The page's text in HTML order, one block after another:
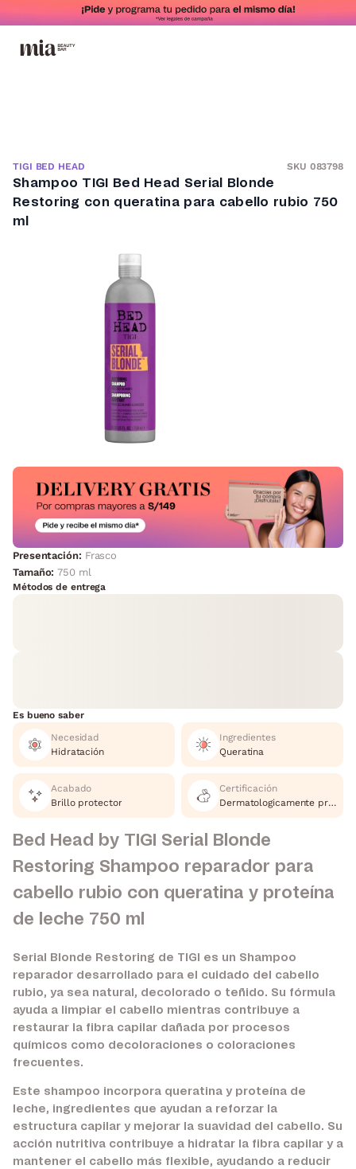
TIGI BED HEAD SKU 083798
Shampoo TIGI Bed Head Serial Blonde
Restoring con queratina para cabello rubio 750
ml
Presentación: Frasco
Tamaño:750 ml
Métodos de entrega
Es bueno saber
Necesidad
Hidratación
Ingredientes
Queratina
Acabado
Brillo protector
Certificación
Dermatologicamente probado, Cruelty Free
Bed Head by TIGI Serial Blonde
Restoring Shampoo reparador para
cabello rubio con queratina y proteína
de leche 750 ml
Serial Blonde Restoring de TIGI es un Shampoo
reparador desarrollado para el cuidado del cabello
rubio, ya sea natural, decolorado o teñido. Su fórmula
ayuda a limpiar el cabello mientras contribuye a
restaurar la fibra capilar dañada por procesos
químicos como decoloraciones o coloraciones
frecuentes.
Este shampoo incorpora queratina y proteína de
leche, ingredientes que ayudan a reforzar la
estructura capilar y mejorar la suavidad del cabello. Su
acción nutritiva contribuye a hidratar la fibra capilar y a
mantener el cabello más flexible, ayudando a reducir